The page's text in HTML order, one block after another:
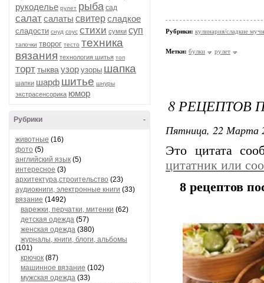
рукоделье рулет рыба сад
салатсалаты свитерсладкое
сладости снуд соус стихи сумки суп
тапочки творог тесто техника
вязания технология шитья топ
торттыква узор узоры шапка
шапки шарф шитье шнуры
экстрасенсорика юмор
-
Рубрики
животные (16)
фото (5)
английский язык (5)
интересное (3)
архитектура,строительство (23)
аудиокниги, электронные книги (33)
вязание (1492)
варежки, перчатки, митенки (62)
детская одежда (57)
женская одежда (380)
журналы, книги, блоги, альбомы
(101)
крючок (87)
машинное вязание (102)
мужская одежда (33)
Рубрики: кулинария/сладкие
Метки: булки рулет
8 РЕЦЕПТОВ
Пятница, 22 Марта
Это цитата
цитатник или
8 рецептов